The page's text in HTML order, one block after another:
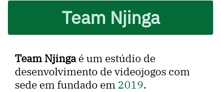
Team Njinga
Team Njingaé um estúdio de
desenvolvimento de videojogos com
sede em fundado em 2019.